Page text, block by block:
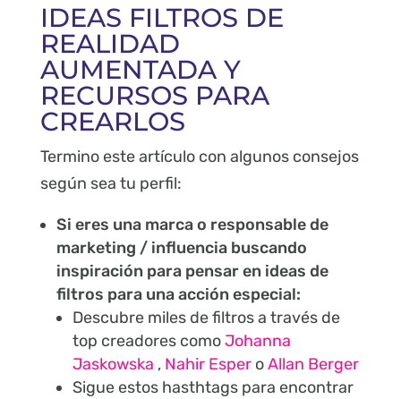
IDEAS FILTROS DE
REALIDAD
AUMENTADA Y
RECURSOS PARA
CREARLOS
Termino este artículo con algunos consejos
según sea tu perfil:
Si eres una marca o responsable de
marketing / influencia buscando
inspiración para pensar en ideas de
filtros para una acción especial:
Descubre miles de filtros a través de
top creadores comoJohanna
Jaskowska , Nahir Esper oAllan Berger
Sigue estos hasthtags para encontrar